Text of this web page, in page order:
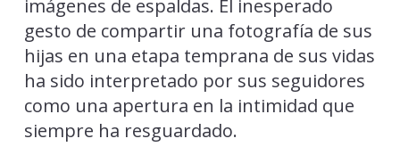
imágenes de espaldas. El inesperado
gesto de compartir una fotografía de sus
hijas en una etapa temprana de sus vidas
ha sido interpretado por sus seguidores
como una apertura en la intimidad que
siempre ha resguardado.